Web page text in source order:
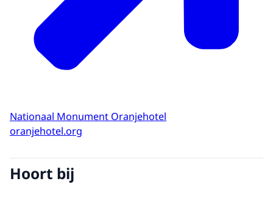
Nationaal Monument Oranjehotel
oranjehotel.org
Hoort bij